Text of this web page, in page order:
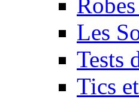
Les
Tests
Tics